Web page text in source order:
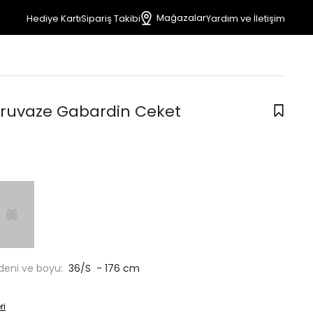
Hediye KartıSipariş Takibi MağazalarYardım ve İletişim
Gabardin Ceket
ve boyu: 36/S - 176 cm